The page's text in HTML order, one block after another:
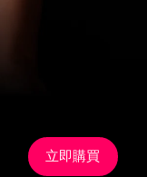
立即購買